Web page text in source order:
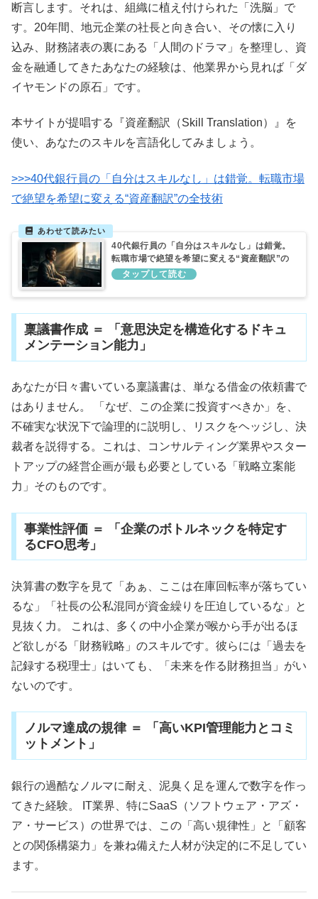
断言します。それは、組織に植え付けられた「洗脳」で
す。20年間、地元企業の社長と向き合い、その懐に入り
込み、財務諸表の裏にある「人間のドラマ」を整理し、資
金を融通してきたあなたの経験は、他業界から見れば「ダ
イヤモンドの原石」です。
本サイトが提唱する『資産翻訳（Skill Translation）』を
使い、あなたのスキルを言語化してみましょう。
>>>40代銀行員の「自分はスキルなし」は錯覚。転職市場
で絶望を希望に変える“資産翻訳”の全技術
40代銀行員の「自分はスキルなし」は錯覚。
転職市場で絶望を希望に変える“資産翻訳”の
全技術
稟議書作成 ＝ 「意思決定を構造化するドキュ
メンテーション能力」
あなたが日々書いている稟議書は、単なる借金の依頼書で
はありません。 「なぜ、この企業に投資すべきか」を、
不確実な状況下で論理的に説明し、リスクをヘッジし、決
裁者を説得する。これは、コンサルティング業界やスター
トアップの経営企画が最も必要としている「戦略立案能
力」そのものです。
事業性評価 ＝ 「企業のボトルネックを特定す
るCFO思考」
決算書の数字を見て「あぁ、ここは在庫回転率が落ちてい
るな」「社長の公私混同が資金繰りを圧迫しているな」と
見抜く力。 これは、多くの中小企業が喉から手が出るほ
ど欲しがる「財務戦略」のスキルです。彼らには「過去を
記録する税理士」はいても、「未来を作る財務担当」がい
ないのです。
ノルマ達成の規律 ＝ 「高いKPI管理能力とコミ
ットメント」
銀行の過酷なノルマに耐え、泥臭く足を運んで数字を作っ
てきた経験。 IT業界、特にSaaS（ソフトウェア・アズ・
ア・サービス）の世界では、この「高い規律性」と「顧客
との関係構築力」を兼ね備えた人材が決定的に不足してい
ます。